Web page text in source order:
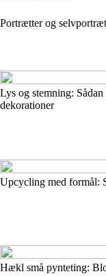
Portrætter og
Lys og stemning:
dekorationer
Upcycling med formål:
Hækl små pynteting: